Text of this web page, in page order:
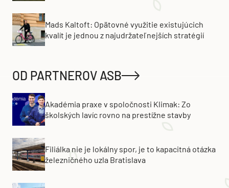
Mads Kaltoft: Opätovné využitie existujúcich
kvalít je jednou z najudržateľnejších stratégií
OD PARTNEROV ASB
Akadémia praxe v spoločnosti Klimak: Zo
školských lavíc rovno na prestížne stavby
Filiálka nie je lokálny spor, je to kapacitná otázka
železničného uzla Bratislava